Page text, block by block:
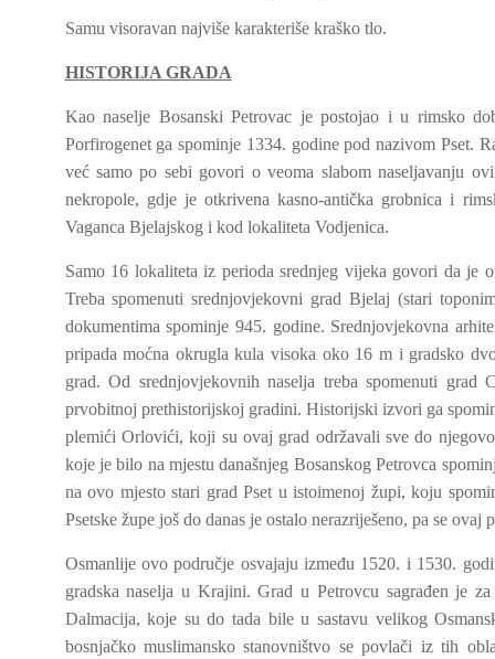
Samu visoravan najviše karakteriše kraško
HISTORIJA GRADA
Kao naselje Bosanski Petrovac je postojao i u rimsko
Porfirogenet ga spominje 1334. godine pod nazivom Pset.
već samo po sebi govori o veoma slabom naseljavanju
nekropole, gdje je otkrivena kasno-antička grobnica i
Vaganca Bjelajskog i kod lokaliteta Vodjenica.
Samo 16 lokaliteta iz perioda srednjeg vijeka govori da je
Treba spomenuti srednjovjekovni grad Bjelaj (stari
dokumentima spominje 945. godine. Srednjovjekovna
pripada moćna okrugla kula visoka oko 16 m i gradsko
grad. Od srednjovjekovnih naselja treba spomenuti
prvobitnoj prethistorijskoj gradini. Historijski izvori ga
plemići Orlovići, koji su ovaj grad održavali sve do
koje je bilo na mjestu današnjeg Bosanskog Petrovca
na ovo mjesto stari grad Pset u istoimenoj župi, koju
Psetske župe još do danas je ostalo nerazriješeno, pa se ovaj
Osmanlije ovo područje osvajaju između 1520. i 1530.
gradska naselja u Krajini. Grad u Petrovcu sagrađen je
Dalmacija, koje su do tada bile u sastavu velikog
bosnjačko muslimansko stanovništvo se povlači iz tih